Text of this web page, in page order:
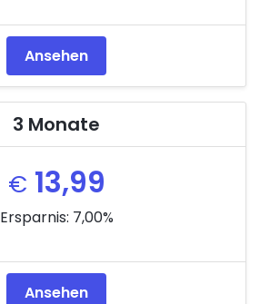
Ansehen
3 Monate
€ 13,99
Ersparnis: 7,00%
Ansehen